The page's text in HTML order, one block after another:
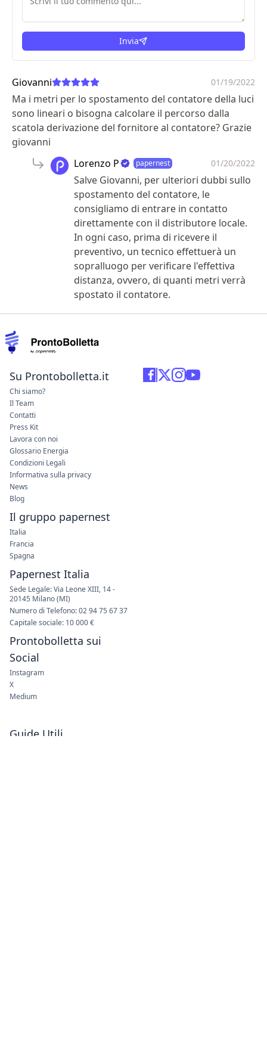
Invia
Giovanni 01/19/2022
Ma i metri per lo spostamento del contatore della luci
sono lineari o bisogna calcolare il percorso dalla
scatola derivazione del fornitore al contatore? Grazie
giovanni
Lorenzo P
papernest 01/20/2022
Salve Giovanni, per ulteriori dubbi sullo
spostamento del contatore, le
consigliamo di entrare in contatto
direttamente con il distributore locale.
In ogni caso, prima di ricevere il
preventivo, un tecnico effettuerà un
sopralluogo per verificare l'effettiva
distanza, ovvero, di quanti metri verrà
spostato il contatore.
Guide Utili
Su Prontobolletta.it
Chi siamo?
Il Team
Contatti
Press Kit
Lavora con noi
Glossario Energia
Condizioni Legali
Informativa sulla privacy
News
Blog
Il gruppo papernest
Italia
Francia
Spagna
Papernest Italia
Sede Legale: Via Leone XIII, 14 -
20145 Milano (MI)
Numero di Telefono: 02 94 75 67 37
Capitale sociale: 10 000 €
Prontobolletta sui
Social
Instagram
X
Medium